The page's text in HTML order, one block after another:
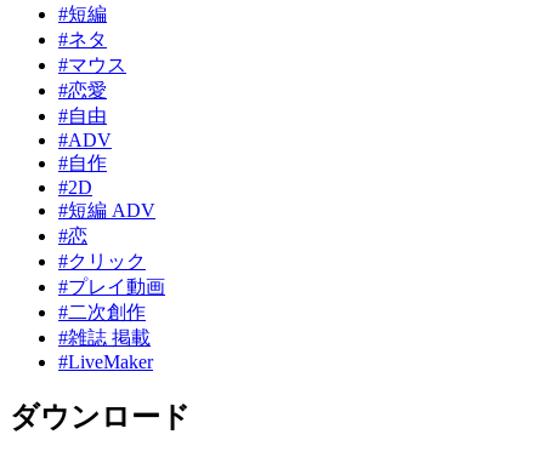
#短編
#ネタ
#マウス
#恋愛
#自由
#ADV
#自作
#2D
#短編 ADV
#恋
#クリック
#プレイ動画
#二次創作
#雑誌 掲載
#LiveMaker
ダウンロード